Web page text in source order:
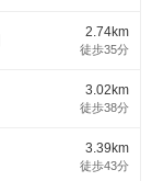
2.74km
徒歩35分
3.02km
徒歩38分
3.39km
徒歩43分